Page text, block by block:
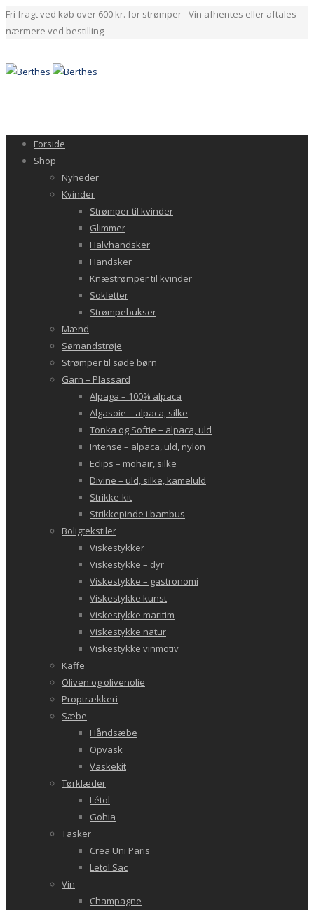
Fri fragt ved køb over 600 kr. for strømper - Vin afhentes eller aftales
nærmere ved bestilling
Forside
Shop
Nyheder
Kvinder
Strømper til kvinder
Glimmer
Halvhandsker
Handsker
Knæstrømper til kvinder
Sokletter
Strømpebukser
Mænd
Sømandstrøje
Strømper til søde børn
Garn – Plassard
Alpaga – 100% alpaca
Algasoie – alpaca, silke
Tonka og Softie – alpaca, uld
Intense – alpaca, uld, nylon
Eclips – mohair, silke
Divine – uld, silke, kameluld
Strikke-kit
Strikkepinde i bambus
Boligtekstiler
Viskestykker
Viskestykke – dyr
Viskestykke – gastronomi
Viskestykke kunst
Viskestykke maritim
Viskestykke natur
Viskestykke vinmotiv
Kaffe
Oliven og olivenolie
Proptrækkeri
Sæbe
Håndsæbe
Opvask
Vaskekit
Tørklæder
Létol
Gohia
Tasker
Crea Uni Paris
Letol Sac
Vin
Champagne